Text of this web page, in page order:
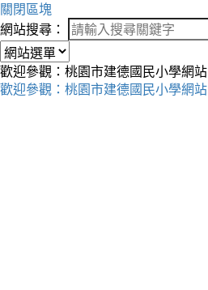
關閉區塊
網站搜尋：
歡迎參觀：桃園市建德國民小學網站
歡迎參觀：桃園市建德國民小學網站